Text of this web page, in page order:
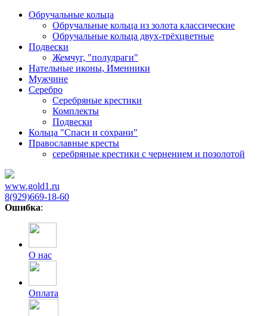
Обручальные кольца
Обручальные кольца из золота классические
Обручальные кольца двух-трёхцветные
Подвески
Жемчуг, "полудраги"
Нательные иконы, Именники
Мужчине
Серебро
Серебряные крестики
Комплекты
Подвески
Кольца "Спаси и сохрани"
Православные кресты
cеребряные крестики с чернением и позолотой
www.gold1.ru
8(929)669-18-60
Ошибка:
О нас
Оплата